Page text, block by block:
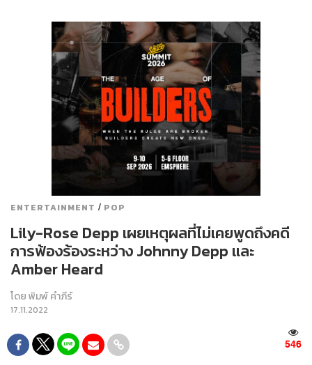
ENTERTAINMENT / POP
Lily-Rose Depp เผยเหตุผลที่ไม่เคยพูดถึงคดี
การฟ้องร้องระหว่าง Johnny Depp และ
Amber Heard
โดยพิมพ์ คำภีร์
17.11.2022
546